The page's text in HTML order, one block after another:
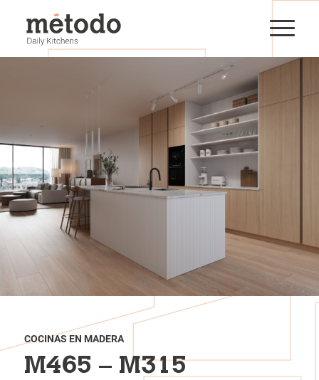
COCINAS EN MADERA
M465 – M315